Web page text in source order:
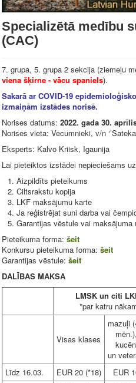
Specializētā medību
(CAC)
7. grupa, 5. grupa 2 sekcija (ziemeļu
viena šķirne - vācu spaniels).
Sakarā ar COVID-19
izmaiņām izstādes norisē.
Norises datums: 2022. gada 30.
Norises vieta: Vecumnieki, v/n
Eksperts: Kalvo Kriisk, Igaunija
Lai pieteiktos izstādei nepieciešams uz
Aizpildīts pieteikums
Ciltsrakstu kopija
LKF maksājumu karte
Ja reģistrējat suni darba vai
Garantijas vēstule vai maksājuma
Pieteikuma forma: šeit
Konkursu pieteikuma forma: šeit
Garantijas vēstule: šeit
DALĪBAS MAKSA
LMSK un citi
*par katru
Visas klases
mazuļi
mēn.),
un
Līdz 16.03. EUR 20 (*18) EUR